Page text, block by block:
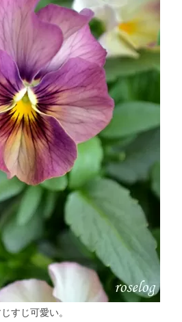
すじ可愛い。